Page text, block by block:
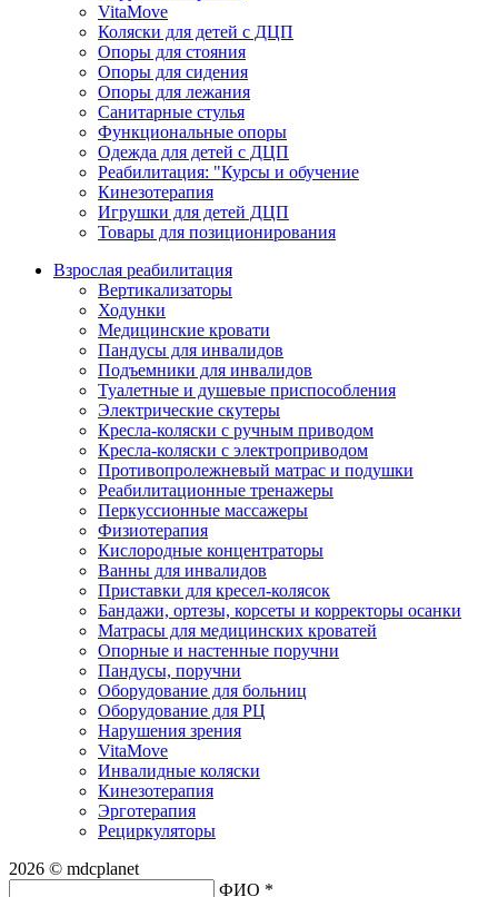
VitaMove
Коляски для детей с ДЦП
Опоры для стояния
Опоры для сидения
Опоры для лежания
Санитарные стулья
Функциональные опоры
Одежда для детей с ДЦП
Реабилитация: "Курсы и обучение
Кинезотерапия
Игрушки для детей ДЦП
Товары для позиционирования
Взрослая реабилитация
Вертикализаторы
Ходунки
Медицинские кровати
Пандусы для инвалидов
Подъемники для инвалидов
Туалетные и душевые приспособления
Электрические скутеры
Кресла-коляски с ручным приводом
Кресла-коляски с электроприводом
Противопролежневый матрас и подушки
Реабилитационные тренажеры
Перкуссионные массажеры
Физиотерапия
Кислородные концентраторы
Ванны для инвалидов
Приставки для кресел-колясок
Бандажи, ортезы, корсеты и корректоры осанки
Матрасы для медицинских кроватей
Опорные и настенные поручни
Пандусы, поручни
Оборудование для больниц
Оборудование для РЦ
Нарушения зрения
VitaMove
Инвалидные коляски
Кинезотерапия
Эрготерапия
Рециркуляторы
2026 © mdcplanet
ФИО *